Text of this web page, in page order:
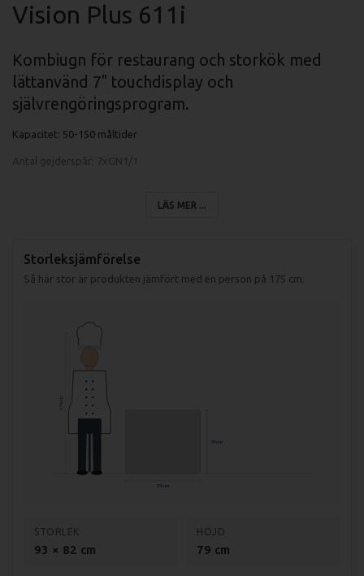
Vision Plus 611i
Kombiugn för restaurang och storkök med
lättanvänd 7" touchdisplay och
självrengöringsprogram.
Kapacitet: 50-150 måltider
Antal gejderspår: 7xGN1/1
Pistoldusch
LÄS MER ...
Storleksjämförelse
Så här stor är produkten jämfört med en person på 175 cm.
175 cm
79 cm
93 cm
STORLEK
93 × 82 cm
HÖJD
79 cm